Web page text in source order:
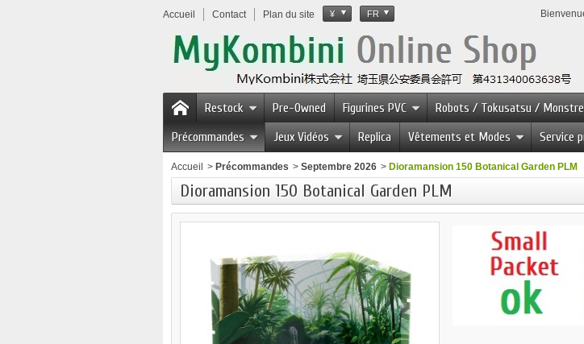
Accueil Contact Plan du site ¥ FR
Restock Pre-Owned Figurines PVC Robots / Tokusatsu /
Précommandes
Jeux Vidéos Replica Vêtements et Modes Service
Accueil > Précommandes > Septembre 2026 > Dioramansion 150 Botanical Garden PLM
Dioramansion 150 Botanical Garden PLM